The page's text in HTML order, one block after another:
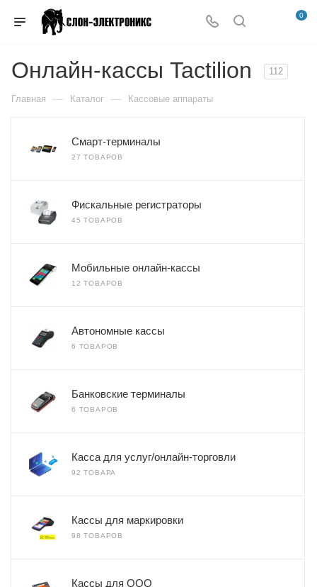
0
Онлайн-кассы Tactilion 112
Главная — Каталог — Кассовые аппараты
Смарт-терминалы
27 ТОВАРОВ
Фискальные регистраторы
45 ТОВАРОВ
Мобильные онлайн-кассы
12 ТОВАРОВ
Автономные кассы
6 ТОВАРОВ
Банковские терминалы
6 ТОВАРОВ
Касса для услуг/онлайн-торговли
92 ТОВАРА
Кассы для маркировки
98 ТОВАРОВ
Кассы для ООО